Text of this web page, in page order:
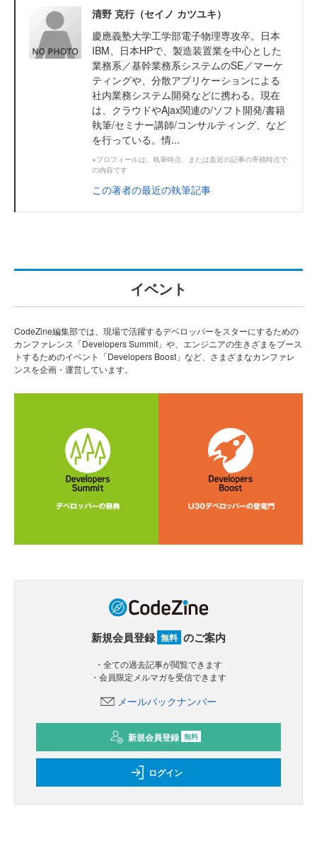
清野 克行（セイノ カツユキ）
慶應義塾大学工学部電子物理専攻卒。日本
IBM、日本HPで、製造装置業を中心とした
業務系／基幹業務系システムのSE／マーケ
ティングや、分散アプリケーションによる
社内業務システム開発などに携わる。現在
は、クラウドやAjax関連の/ソフト開発/書籍
執筆/セミナー講師/コンサルティング、など
を行っている。情...
※プロフィールは、執筆時点、または直近の記事の寄稿時点で
の内容です
この著者の最近の執筆記事
イベント
CodeZine編集部では、現場で活躍するデベロッパーをスターにするための
カンファレンス「Developers Summit」や、エンジニアの生きざまをブース
トするためのイベント「Developers Boost」など、さまざまなカンファレ
ンスを企画・運営しています。
新規会員登録 無料 のご案内
・全ての過去記事が閲覧できます
・会員限定メルマガを受信できます
メールバックナンバー
新規会員登録 無料
ログイン